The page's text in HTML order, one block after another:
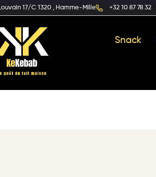
17/C 1320 , Hamme-Mille +32 10 87 78 32
Snack